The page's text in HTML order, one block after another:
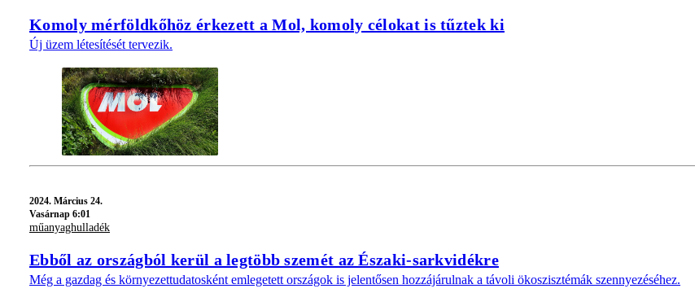
Komoly mérföldkőhöz érkezett a Mol, komoly célokat is tűztek ki
Új üzem létesítését tervezik.
2024. Március 24.
Vasárnap 6:01
műanyaghulladék
Ebből az országból kerül a legtöbb szemét az Északi-sarkvidékre
Még a gazdag és környezettudatosként emlegetett országok is jelentősen hozzájárulnak a távoli ökoszisztémák szennyezéséhez.